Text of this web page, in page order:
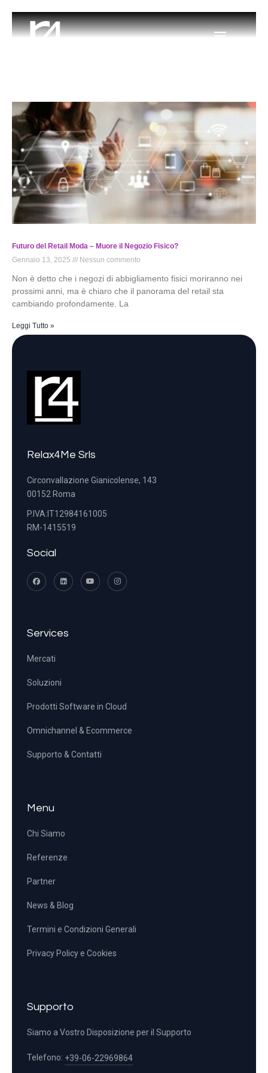
Futuro del Retail Moda – Muore il Negozio Fisico?
Gennaio 13, 2025
Nessun commento
Non è detto che i negozi di abbigliamento fisici moriranno nei
prossimi anni, ma è chiaro che il panorama del retail sta
cambiando profondamente. La
Leggi Tutto »
Relax4Me Srls
Circonvallazione Gianicolense, 143
00152 Roma
P.IVA:IT12984161005
RM-1415519
Social
Services
Mercati
Soluzioni
Prodotti Software in Cloud
Omnichannel & Ecommerce
Supporto & Contatti
Menu
Chi Siamo
Referenze
Partner
News & Blog
Termini e Condizioni Generali
Privacy Policy e Cookies
Supporto
Siamo a Vostro Disposizione per il Supporto
Telefono: +39-06-22969864